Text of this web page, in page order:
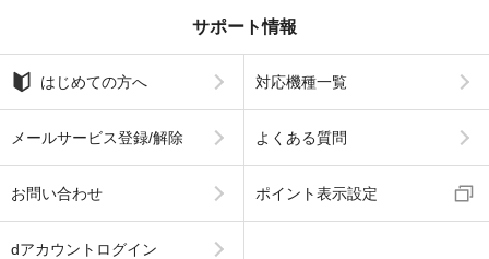
サポート情報
はじめての方へ 対応機種一覧
メールサービス登録/解除 よくある質問
お問い合わせ ポイント表示設定
dアカウントログイン